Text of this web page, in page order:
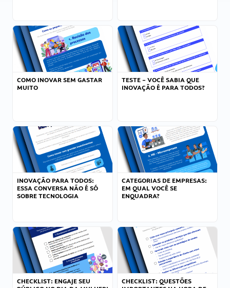
COMO INOVAR SEM GASTAR
MUITO
TESTE – VOCÊ SABIA QUE
INOVAÇÃO É PARA TODOS?
INOVAÇÃO PARA TODOS:
ESSA CONVERSA NÃO É SÓ
SOBRE TECNOLOGIA
CATEGORIAS DE EMPRESAS:
EM QUAL VOCÊ SE
ENQUADRA?
CHECKLIST: ENGAJE SEU
CHECKLIST: QUESTÕES